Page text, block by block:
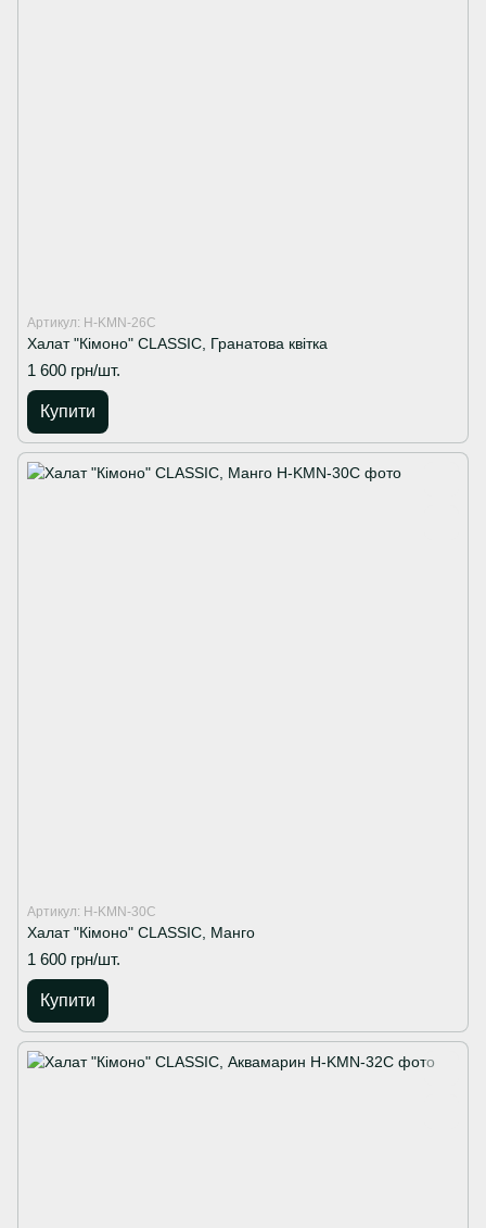
Артикул: H-KMN-26C
Халат "Кімоно" CLASSIC, Гранатова квітка
1 600 грн/шт.
Купити
Артикул: H-KMN-30C
Халат "Кімоно" CLASSIC, Манго
1 600 грн/шт.
Купити